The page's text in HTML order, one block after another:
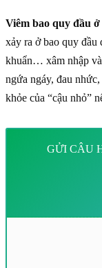
Viêm bao quy đầu
xảy ra ở bao quy đầu
khuẩn… xâm nhập
ngứa ngáy, đau
khỏe của “cậu nhỏ”
GỬI CÂU